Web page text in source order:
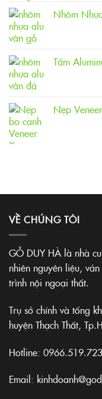
Nhôm
Tấm
Nẹp
VỀ CHÚNG TÔI
GỖ DUY HÀ là nhà
nhiên nguyên liệu,
trình nội ngoại thất.
Trụ sở chính và tổng
huyện Thạch Thất,
Hotline: 0966.519.723
Email: